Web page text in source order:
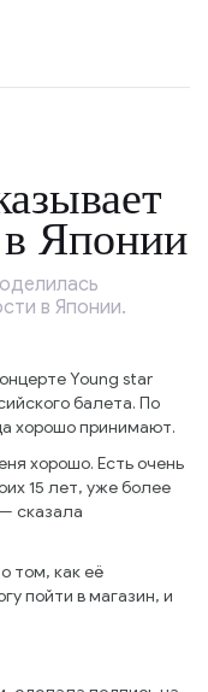
в Японии
в Японии.
Young star
балета. По
хорошо принимают.
хорошо. Есть очень
15 лет, уже более
сказала
том, как её
пойти в магазин, и